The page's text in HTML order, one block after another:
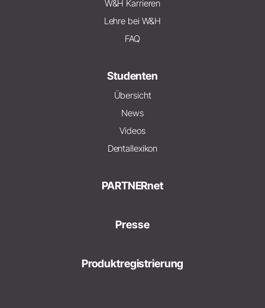
W&H Karrieren
Lehre bei W&H
FAQ
Studenten
Übersicht
News
Videos
Dentallexikon
PARTNERnet
Presse
Produktregistrierung